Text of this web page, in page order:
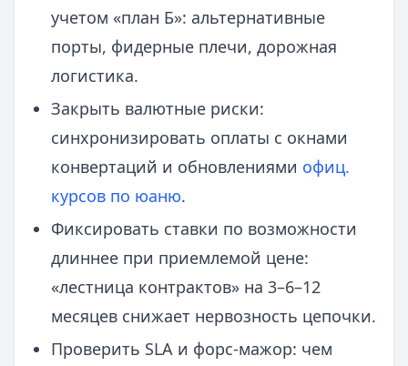
учетом «план Б»: альтернативные
порты, фидерные плечи, дорожная
логистика.
Закрыть валютные риски:
синхронизировать оплаты с окнами
конвертаций и обновлениями офиц.
курсов по юаню.
Фиксировать ставки по возможности
длиннее при приемлемой цене:
«лестница контрактов» на 3–6–12
месяцев снижает нервозность цепочки.
Проверить SLA и форс‑мажор: чем